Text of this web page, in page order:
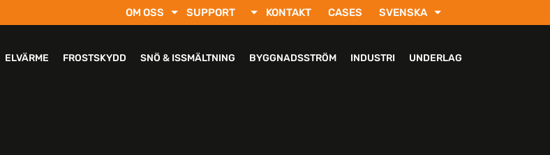
OM OSS SUPPORT KONTAKT CASES SVENSKA
ENGLISH
ELVÄRME FROSTSKYDD SNÖ & ISSMÄLTNING BYGGNADSSTRÖM INDUSTRI UNDERLAG